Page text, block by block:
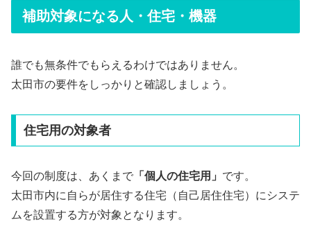
補助対象になる人・住宅・機器
誰でも無条件でもらえるわけではありません。
太田市の要件をしっかりと確認しましょう。
住宅用の対象者
今回の制度は、あくまで 「個人の住宅用」 です。
太田市内に自らが居住する住宅（自己居住住宅）にシステ
ムを設置する方が対象となります。